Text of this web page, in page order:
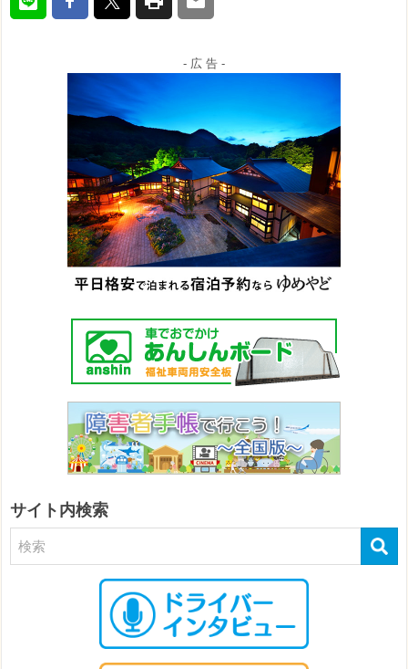
- 広 告 -
サイト内検索